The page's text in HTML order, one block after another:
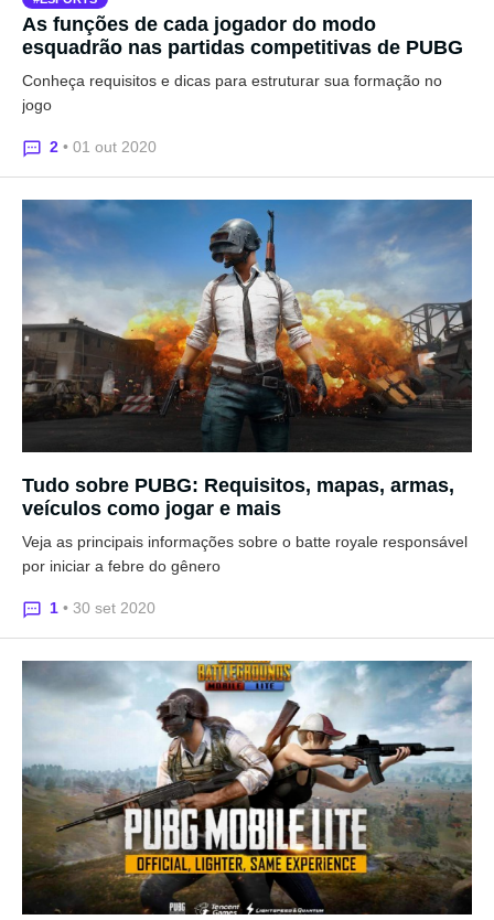
As funções de cada jogador do modo
esquadrão nas partidas competitivas de PUBG
Conheça requisitos e dicas para estruturar sua formação no
jogo
2 • 01 out 2020
Tudo sobre PUBG: Requisitos, mapas, armas,
veículos como jogar e mais
Veja as principais informações sobre o batte royale responsável
por iniciar a febre do gênero
1 • 30 set 2020